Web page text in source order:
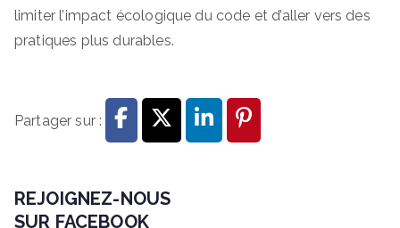
limiter l’impact écologique du code et d’aller vers des
pratiques plus durables.
Partager sur :
REJOIGNEZ-NOUS
SUR FACEBOOK